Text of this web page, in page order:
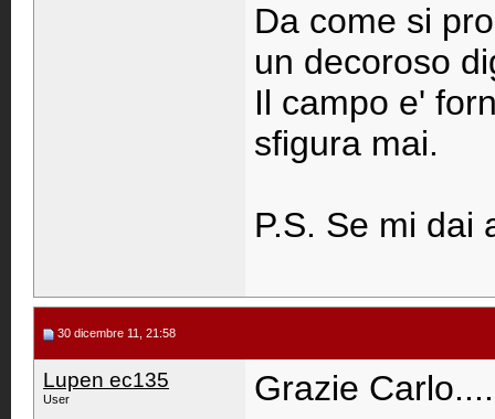
Da come si
un decoroso
Il campo e'
sfigura mai.
P.S. Se mi dai
30 dicembre 11, 21:58
Lupen ec135
User
Grazie